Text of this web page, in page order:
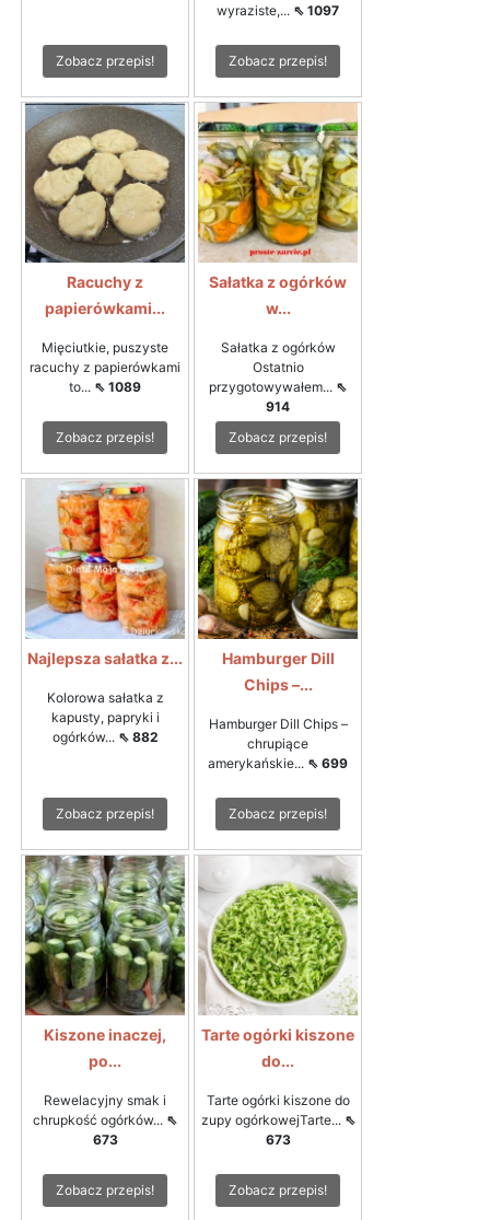
Zobacz przepis!
wyraziste,... ⇖ 1097
Zobacz przepis!
Racuchy z
papierówkami...
Mięciutkie, puszyste
racuchy z papierówkami
to... ⇖ 1089
Zobacz przepis!
Sałatka z ogórków
w...
Sałatka z ogórków
Ostatnio
przygotowywałem... ⇖
914
Zobacz przepis!
Najlepsza sałatka z...
Kolorowa sałatka z
kapusty, papryki i
ogórków... ⇖ 882
Zobacz przepis!
Hamburger Dill
Chips –...
Hamburger Dill Chips –
chrupiące
amerykańskie... ⇖ 699
Zobacz przepis!
Kiszone inaczej,
po...
Rewelacyjny smak i
chrupkość ogórków... ⇖
673
Zobacz przepis!
Tarte ogórki kiszone
do...
Tarte ogórki kiszone do
zupy ogórkowejTarte... ⇖
673
Zobacz przepis!